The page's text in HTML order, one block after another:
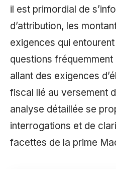
il est primordial de
d’attribution, les
exigences qui
questions
allant des exigences
fiscal lié au versement
analyse détaillée se
interrogations et de
facettes de la prime